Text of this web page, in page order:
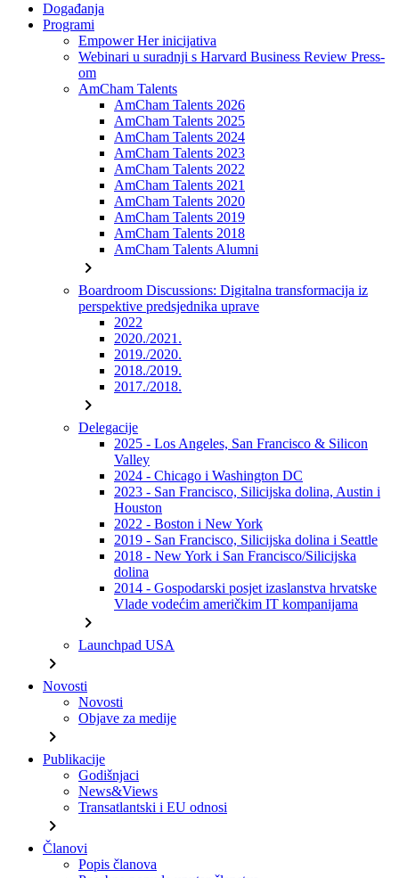
Događanja
Programi
Empower Her inicijativa
Webinari u suradnji s Harvard Business Review Press-
om
AmCham Talents
AmCham Talents 2026
AmCham Talents 2025
AmCham Talents 2024
AmCham Talents 2023
AmCham Talents 2022
AmCham Talents 2021
AmCham Talents 2020
AmCham Talents 2019
AmCham Talents 2018
AmCham Talents Alumni
chevron_right
Boardroom Discussions: Digitalna transformacija iz
perspektive predsjednika uprave
2022
2020./2021.
2019./2020.
2018./2019.
2017./2018.
chevron_right
Delegacije
2025 - Los Angeles, San Francisco & Silicon
Valley
2024 - Chicago i Washington DC
2023 - San Francisco, Silicijska dolina, Austin i
Houston
2022 - Boston i New York
2019 - San Francisco, Silicijska dolina i Seattle
2018 - New York i San Francisco/Silicijska
dolina
2014 - Gospodarski posjet izaslanstva hrvatske
Vlade vodećim američkim IT kompanijama
chevron_right
Launchpad USA
chevron_right
Novosti
Novosti
Objave za medije
chevron_right
Publikacije
Godišnjaci
News&Views
Transatlantski i EU odnosi
chevron_right
Članovi
Popis članova